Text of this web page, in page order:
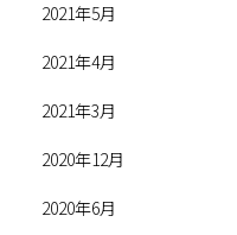
2021年5月
2021年4月
2021年3月
2020年12月
2020年6月